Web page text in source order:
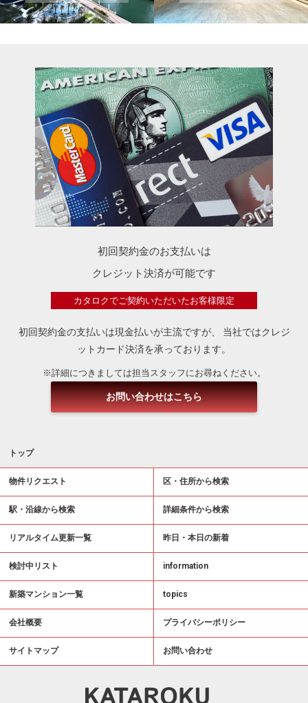
初回契約金のお支払いは
クレジット決済が可能です
カタロクでご契約いただいたお客様限定
初回契約金の支払いは現金払いが主流ですが、
当社ではクレジ
ットカード決済を承っております。
※詳細につきましては担当スタッフにお尋ねください。
お問い合わせはこちら
トップ
物件リクエスト 区・住所から検索
駅・沿線から検索 詳細条件から検索
リアルタイム更新一覧 昨日・本日の新着
検討中リスト information
新築マンション一覧 topics
会社概要 プライバシーポリシー
サイトマップ お問い合わせ